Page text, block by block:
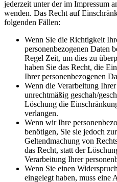
jederzeit unter der im Impressum
wenden. Das Recht auf
folgenden Fällen:
Wenn Sie die Richtigkeit
personenbezogenen Daten
Regel Zeit, um dies zu
haben Sie das Recht, die
Ihrer personenbezogenen
Wenn die Verarbeitung
unrechtmäßig geschah/
Löschung die
verlangen.
Wenn wir Ihre
benötigen, Sie sie jedoch
Geltendmachung von
das Recht, statt der
Verarbeitung Ihrer
Wenn Sie einen
eingelegt haben, muss eine